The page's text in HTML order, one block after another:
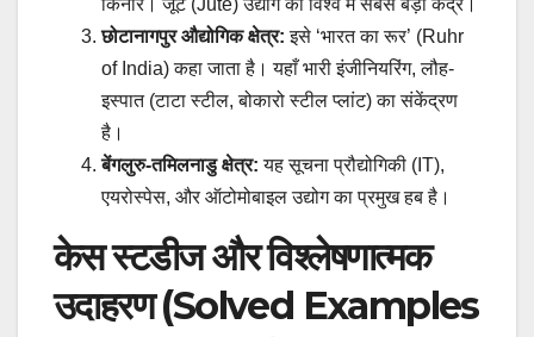
किनारे। जूट (Jute) उद्योग का विश्व में सबसे बड़ा केंद्र।
छोटानागपुर औद्योगिक क्षेत्र: इसे ‘भारत का रूर’ (Ruhr
of India) कहा जाता है। यहाँ भारी इंजीनियरिंग, लौह-
इस्पात (टाटा स्टील, बोकारो स्टील प्लांट) का संकेंद्रण
है।
बेंगलुरु-तमिलनाडु क्षेत्र: यह सूचना प्रौद्योगिकी (IT),
एयरोस्पेस, और ऑटोमोबाइल उद्योग का प्रमुख हब है।
केस स्टडीज और विश्लेषणात्मक
उदाहरण (Solved Examples